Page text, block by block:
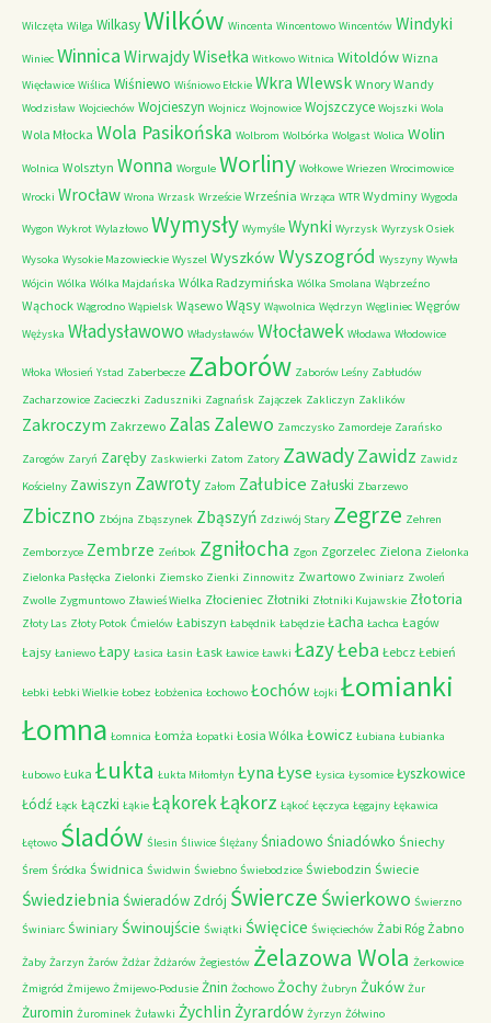
Wilczęta Wilga WilkasyWilków Wincenta Wincentowo Wincentów Windyki
Winiec Winnica WirwajdyWisełka Witkowo Witnica Witoldów Wizna
Więcławice Wiślica Wiśniewo Wiśniowo Ełckie Wkra Wlewsk Wnory Wandy
Wodzisław Wojciechów Wojcieszyn Wojnicz Wojnowice Wojszczyce Wojszki Wola
Wola Młocka Wola Pasikońska Wolbrom Wolbórka Wolgast Wolica Wolin
Wolnica Wolsztyn Wonna Worgule Worliny Wołkowe Wriezen Wrocimowice
Wrocki Wrocław Wrona Wrzask Wrzeście Września Wrząca WTR Wydminy Wygoda
Wygon Wykrot Wylazłowo Wymysły Wymyśle Wynki Wyrzysk Wyrzysk Osiek
Wysoka Wysokie Mazowieckie Wyszel WyszkówWyszogród Wyszyny Wywła
Wójcin Wólka Wólka Majdańska Wólka Radzymińska Wólka Smolana Wąbrzeźno
Wąchock Wągrodno Wąpielsk Wąsewo Wąsy Wąwolnica Wędrzyn Węgliniec Węgrów
Wężyska Władysławowo Władysławów Włocławek Włodawa Włodowice
Włoka Włosień Ystad Zaberbecze Zaborów Zaborów Leśny Zabłudów
Zacharzowice Zacieczki Zaduszniki Zagnańsk Zajączek Zakliczyn Zaklików
Zakroczym Zakrzewo ZalasZalewo Zamczysko Zamordeje Zarańsko
Zarogów Zaryń Zaręby Zaskwierki Zatom Zatory ZawadyZawidz Zawidz
Kościelny Zawiszyn Zawroty Załom Załubice Załuski Zbarzewo
Zbiczno Zbójna Zbąszynek Zbąszyń Zdziwój Stary Zegrze Zehren
Zemborzyce Zembrze Zeńbok Zgniłocha Zgon Zgorzelec Zielona Zielonka
Zielonka Pasłęcka Zielonki Ziemsko Zienki Zinnowitz Zwartowo Zwiniarz Zwoleń
Zwolle Zygmuntowo Zławieś Wielka Złocieniec Złotniki Złotniki Kujawskie Złotoria
Złoty Las Złoty Potok Ćmielów Łabiszyn Łabędnik Łabędzie Łacha Łachca Łagów
Łajsy Łaniewo Łapy Łasica Łasin Łask Ławice Ławki ŁazyŁeba Łebcz Łebień
Łebki Łebki Wielkie Łobez Łobżenica Łochowo Łochów Łojki Łomianki
Łomna Łomnica Łomża Łopatki Łosia Wólka Łowicz Łubiana Łubianka
Łubowo Łuka Łukta Łukta Miłomłyn ŁynaŁyse Łysica Łysomice Łyszkowice
Łódź Łąck Łączki Łąkie ŁąkorekŁąkorz Łąkoć Łęczyca Łęgajny Łękawica
Łętowo Śladów Ślesin Śliwice Ślężany Śniadowo Śniadówko Śniechy
Śrem Śródka Świdnica Świdwin Świebno Świebodzice Świebodzin Świecie
Świedziebnia Świeradów Zdrój Świercze Świerkowo Świerzno
Świniarc Świniary Świnoujście Świątki Święcice Święciechów Żabi Róg Żabno
Żaby Żarzyn Żarów Żdżar Żdżarów Żegiestów Żelazowa Wola Żerkowice
Żmigród Żmijewo Żmijewo-Podusie Żnin Żochowo Żochy Żubryn Żuków Żur
Żuromin Żurominek Żuławki Żychlin Żyrardów Żyrzyn Żółwino